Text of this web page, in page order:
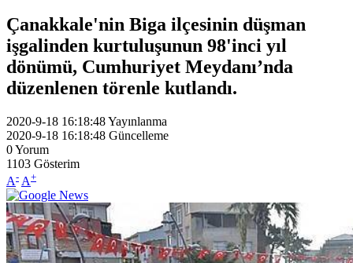
Çanakkale'nin Biga ilçesinin düşman
işgalinden kurtuluşunun 98'inci yıl
dönümü, Cumhuriyet Meydanı’nda
düzenlenen törenle kutlandı.
2020-9-18 16:18:48Yayınlanma
2020-9-18 16:18:48 Güncelleme
0Yorum
1103 Gösterim
A- A+